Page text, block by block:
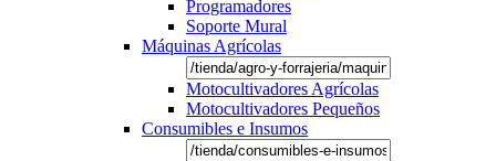
Programadores
Soporte Mural
Máquinas Agrícolas
Motocultivadores Agrícolas
Motocultivadores Pequeños
Consumibles e Insumos